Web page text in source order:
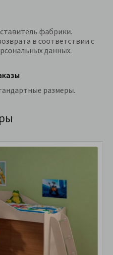
фабрики.
в соответствии с
данных.
размеры.